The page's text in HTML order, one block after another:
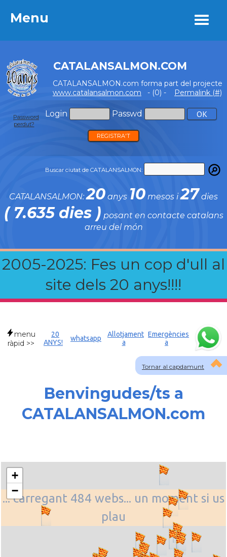
Menu
CATALANSALMON.COM
CATALANSALMON.com forma part del projecte
www.catalansalmon.com - (0) - Permalink (#)
Login Passwd
Password
perdut?
REGISTRA'T
Buscar ciutat de CATALANSALMON:
CATALANSALMON:20 anys 10 mesos i27 dies
( 7.635 dies ) posant en contacte catalans
arreu del món
2005-2025: Fes un cop d'ull al
site dels 20 anys!!!!
Menu
Tornar al capdamunt
menu
ràpid >>
20
ANYS!
whatsapp
Allotjament
a
Emergències
a
Benvingudes/ts a
CATALANSALMON.com
... carregant 484 webs... un moment si us
plau
+
−